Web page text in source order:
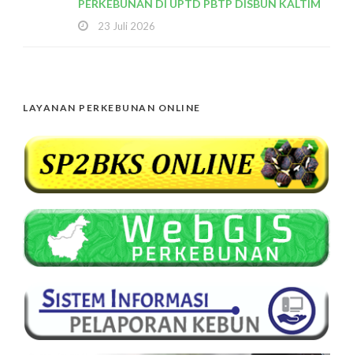
PERKEBUNAN DI UPTD PBTP DISBUN KALTIM
23 Juli 2026
LAYANAN PERKEBUNAN ONLINE